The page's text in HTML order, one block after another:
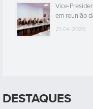
Vice-
em reunião
21-04-2026
DESTAQUES